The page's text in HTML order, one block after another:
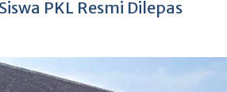
PKL Resmi Dilepas